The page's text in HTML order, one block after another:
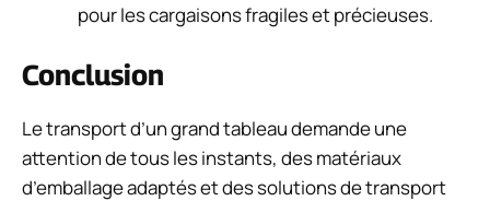
pour les cargaisons fragiles et précieuses.
Conclusion
Le transport d’un grand tableau demande une
attention de tous les instants, des matériaux
d’emballage adaptés et des solutions de transport